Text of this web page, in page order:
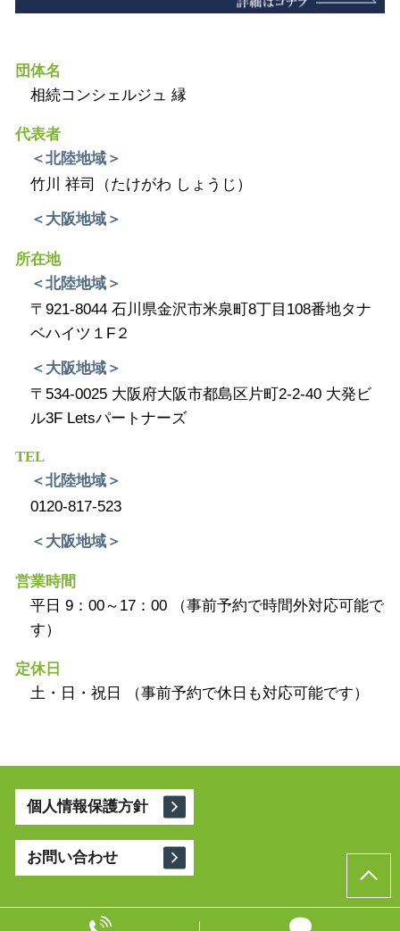
団体名
相続コンシェルジュ 縁
代表者
＜北陸地域＞
竹川 祥司（たけがわ しょうじ）
＜大阪地域＞
所在地
＜北陸地域＞
〒921-8044 石川県金沢市米泉町8丁目108番地タナ
ベハイツ１F２
＜大阪地域＞
〒534-0025 大阪府大阪市都島区片町2-2-40 大発ビ
ル3F Letsパートナーズ
TEL
＜北陸地域＞
0120-817-523
＜大阪地域＞
営業時間
平日 9：00～17：00 （事前予約で時間外対応可能で
す）
定休日
土・日・祝日 （事前予約で休日も対応可能です）
個人情報保護方針
お問い合わせ
© 相続コンシェルジュ 縁